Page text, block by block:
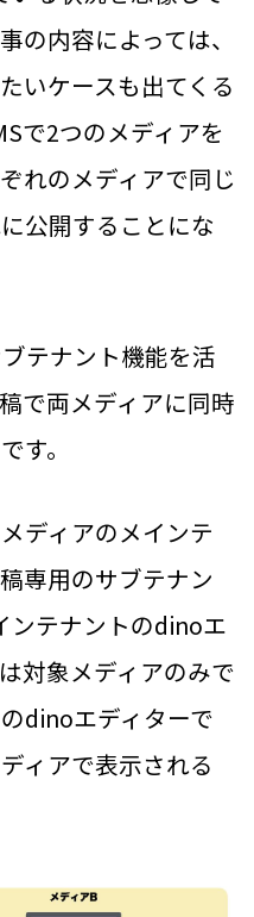
の内容によっては、
いケースも出てくる
で2つのメディアを
れのメディアで同じ
公開することにな
テナント機能を活
で両メディアに同時
す。
ディアのメインテ
専用のサブテナン
ンテナントのdinoエ
対象メディアのみで
dinoエディターで
ィアで表示される